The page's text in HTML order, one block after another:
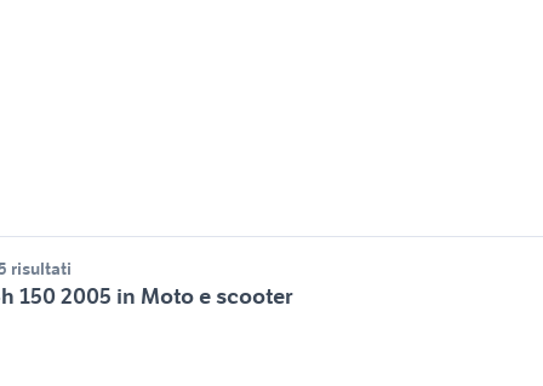
risultati
150 2005 in Moto e scooter